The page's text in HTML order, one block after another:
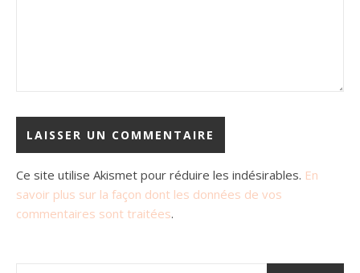
Ce site utilise Akismet pour réduire les indésirables. En
savoir plus sur la façon dont les données de vos
commentaires sont traitées.